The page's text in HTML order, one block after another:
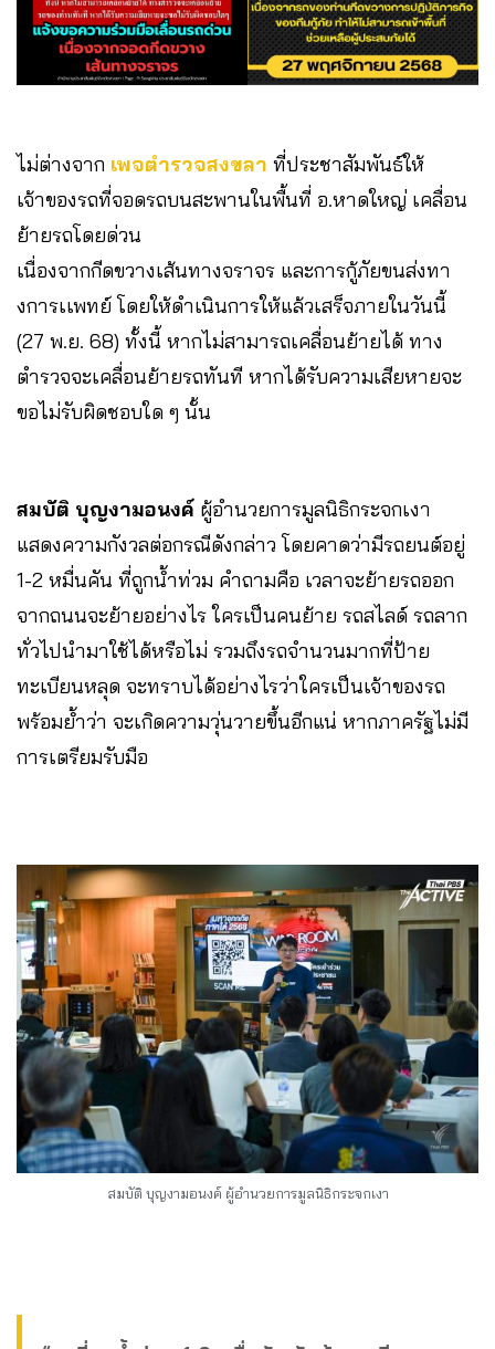
ไม่ต่างจาก เพจตำรวจสงขลา ที่ประชาสัมพันธ์ให้
เจ้าของรถที่จอดรถบนสะพานในพื้นที่ อ.หาดใหญ่ เคลื่อน
ย้ายรถโดยด่วน
เนื่องจากกีดขวางเส้นทางจราจร และการกู้ภัยขนส่งทา
งการเเพทย์ โดยให้ดำเนินการให้แล้วเสร็จภายในวันนี้
(27 พ.ย. 68) ทั้งนี้ หากไม่สามารถเคลื่อนย้ายได้ ทาง
ตำรวจจะเคลื่อนย้ายรถทันที หากได้รับความเสียหายจะ
ขอไม่รับผิดชอบใด ๆ นั้น
สมบัติ บุญงามอนงค์ ผู้อำนวยการมูลนิธิกระจกเงา
แสดงความกังวลต่อกรณีดังกล่าว โดยคาดว่ามีรถยนต์อยู่
1-2 หมื่นคัน ที่ถูกน้ำท่วม คำถามคือ เวลาจะย้ายรถออก
จากถนนจะย้ายอย่างไร ใครเป็นคนย้าย รถสไลด์ รถลาก
ทั่วไปนำมาใช้ได้หรือไม่ รวมถึงรถจำนวนมากที่ป้าย
ทะเบียนหลุด จะทราบได้อย่างไรว่าใครเป็นเจ้าของรถ
พร้อมย้ำว่า จะเกิดความวุ่นวายขึ้นอีกแน่ หากภาครัฐไม่มี
การเตรียมรับมือ
สมบัติ บุญงามอนงค์ ผู้อำนวยการมูลนิธิกระจกเงา